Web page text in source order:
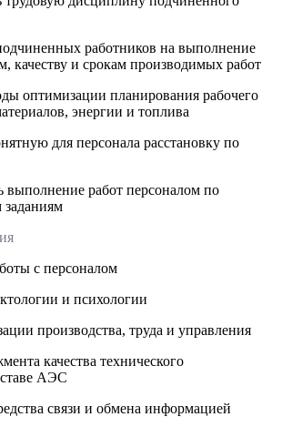
работников на выполнение
качеству и срокам производимых работ
оптимизации планирования рабочего
энергии и топлива
для персонала расстановку по
выполнение работ персоналом по
с персоналом
и психологии
производства, труда и управления
качества технического
АЭС
связи и обмена информацией